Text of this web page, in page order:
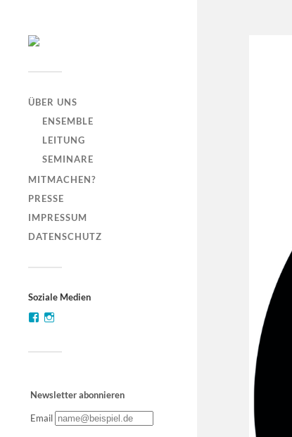
ÜBER UNS
ENSEMBLE
LEITUNG
SEMINARE
MITMACHEN?
PRESSE
IMPRESSUM
DATENSCHUTZ
Soziale Medien
Newsletter abonnieren
Email